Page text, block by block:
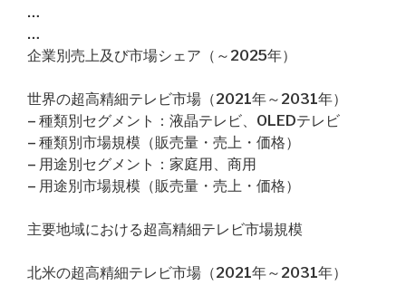
…
…
企業別売上及び市場シェア（～2025年）
世界の超高精細テレビ市場（2021年～2031年）
– 種類別セグメント：液晶テレビ、OLEDテレビ
– 種類別市場規模（販売量・売上・価格）
– 用途別セグメント：家庭用、商用
– 用途別市場規模（販売量・売上・価格）
主要地域における超高精細テレビ市場規模
北米の超高精細テレビ市場（2021年～2031年）